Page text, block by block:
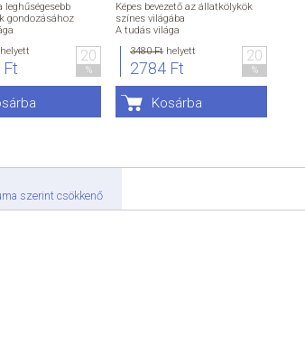
gondozásához
helyett
Ft
20
%
Képes bevezető az állatkölykök
színes világába
A tudás világa
3480 Ft helyett
2784 Ft
20
%
Kosárba
szerint csökkenő